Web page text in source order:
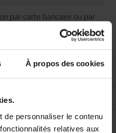
À propos des cookies
de personnaliser le contenu
relatives aux
par carte bancaire ou par
vous sont envoyés par